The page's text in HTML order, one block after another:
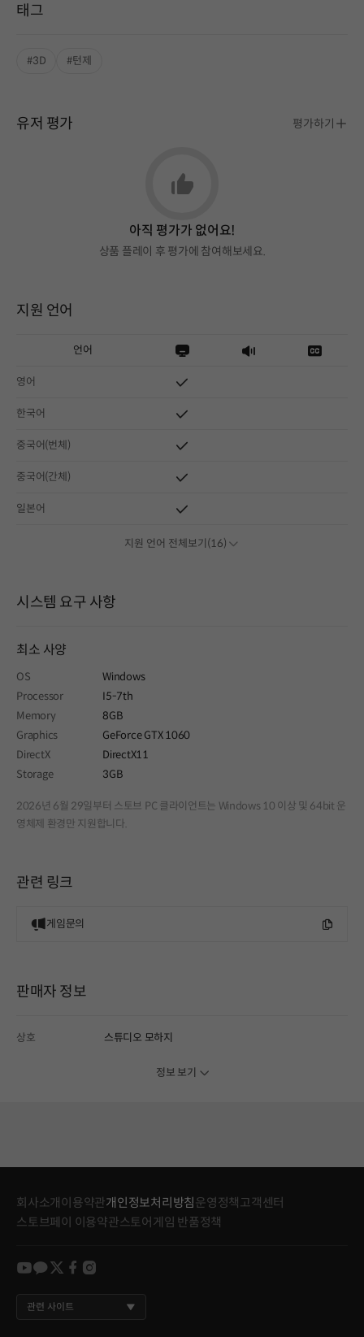
태그
#3D #턴제
유저 평가 평가하기
아직 평가가 없어요!
상품 플레이 후 평가에 참여해보세요.
지원 언어
언어
영어
한국어
중국어(번체)
중국어(간체)
일본어
지원 언어 전체보기(16)
시스템 요구 사항
최소 사양
OS
Windows
Processor
I5-7th
Memory
8GB
Graphics
GeForce GTX 1060
DirectX
DirectX11
Storage
3GB
2026년 6월 29일부터 스토브 PC 클라이언트는 Windows 10 이상 및 64bit 운
영체제 환경만 지원합니다.
관련 링크
게임문의
판매자 정보
상호 스튜디오 모하지
정보 보기
회사소개이용약관개인정보처리방침 운영정책고객센터
스토브페이 이용약관스토어게임 반품정책
youtube
kakao
twitter
facebook
instagram
관련 사이트